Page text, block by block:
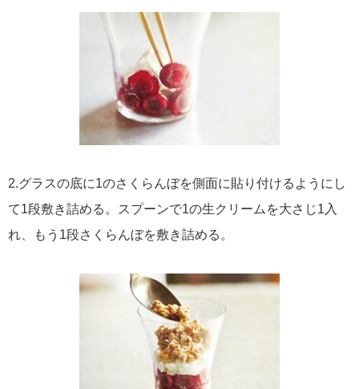
2.グラスの底に1のさくらんぼを側面に貼り付けるようにし
て1段敷き詰める。スプーンで1の生クリームを大さじ1入
れ、もう1段さくらんぼを敷き詰める。